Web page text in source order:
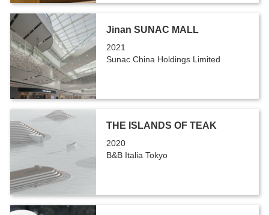
Jinan SUNAC MALL
2021
Sunac China Holdings Limited
THE ISLANDS OF TEAK
2020
B&B Italia Tokyo